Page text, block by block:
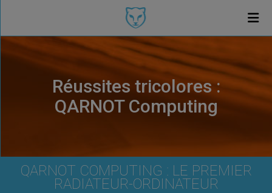
Réussites tricolores :
QARNOT Computing
QARNOT COMPUTING : LE PREMIER
RADIATEUR-ORDINATEUR